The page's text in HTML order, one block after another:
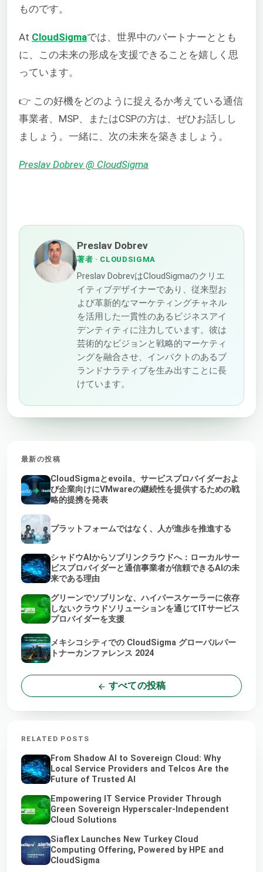
ものです。
At CloudSigmaでは、世界中のパートナーととも
に、この未来の形成を支援できることを嬉しく思
っています。
👉 この好機をどのように捉えるか考えている通信
事業者、MSP、またはCSPの方は、ぜひお話しし
ましょう。一緒に、次の未来を築きましょう。
Preslav Dobrev @ CloudSigma
Preslav Dobrev
著者 · CLOUDSIGMA
Preslav DobrevはCloudSigmaのクリエ
イティブデザイナーであり、従来型お
よび革新的なマーケティングチャネル
を活用した一貫性のあるビジネスアイ
デンティティに注力しています。彼は
芸術的なビジョンと戦略的マーケティ
ングを融合させ、インパクトのあるブ
ランドナラティブを生み出すことに長
けています。
最新の投稿
CloudSigmaとevoila、サービスプロバイダーおよ
び企業向けにVMwareの継続性を提供するための戦
略的提携を発表
プラットフォームではなく、人が進歩を推進する
シャドウAIからソブリンクラウドへ：ローカルサー
ビスプロバイダーと通信事業者が信頼できるAIの未
来である理由
グリーンでソブリンな、ハイパースケーラーに依存
しないクラウドソリューションを通じてITサービス
プロバイダーを支援
メキシコシティでの CloudSigma グローバルパー
トナーカンファレンス 2024
すべての投稿
RELATED POSTS
From Shadow AI to Sovereign Cloud: Why
Local Service Providers and Telcos Are the
Future of Trusted AI
Empowering IT Service Provider Through
Green Sovereign Hyperscaler-Independent
Cloud Solutions
Siaflex Launches New Turkey Cloud
Computing Offering, Powered by HPE and
CloudSigma